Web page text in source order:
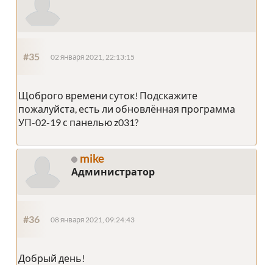
#35 02 января 2021, 22:13:15
Щоброго времени суток! Подскажите
пожалуйста, есть ли обновлённая программа
УП-02-19 с панелью z031?
mike
Администратор
#36 08 января 2021, 09:24:43
Добрый день!